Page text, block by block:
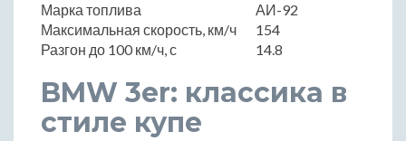
Марка топлива
АИ-92
Максимальная скорость, км/ч
154
Разгон до 100 км/ч, с
14.8
BMW 3er: классика в
стиле купе